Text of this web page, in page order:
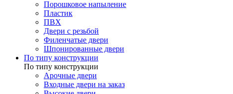
Порошковое напыление
Пластик
ПВХ
Двери с резьбой
Филенчатые двери
Шпонированные двери
По типу конструкции
По типу конструкции
Арочные двери
Входные двери на заказ